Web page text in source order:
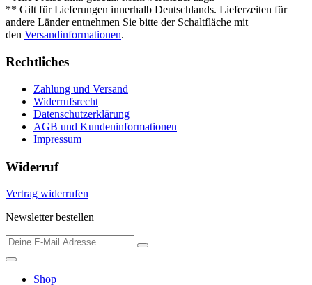
** Gilt für Lieferungen innerhalb Deutschlands. Lieferzeiten für
andere Länder entnehmen Sie bitte der Schaltfläche mit
den Versandinformationen.
Rechtliches
Zahlung und Versand
Widerrufsrecht
Datenschutzerklärung
AGB und Kundeninformationen
Impressum
Widerruf
Vertrag widerrufen
Newsletter bestellen
Shop